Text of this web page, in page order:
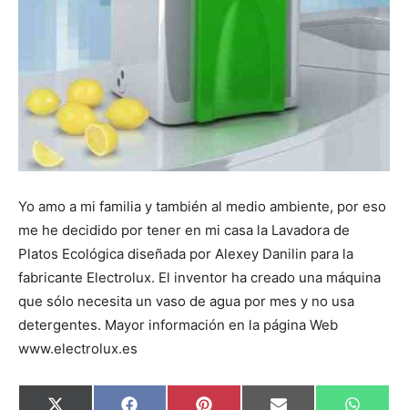
Yo amo a mi familia y también al medio ambiente, por eso
me he decidido por tener en mi casa la Lavadora de
Platos Ecológica diseñada por Alexey Danilin para la
fabricante Electrolux. El inventor ha creado una máquina
que sólo necesita un vaso de agua por mes y no usa
detergentes. Mayor información en la página Web
www.electrolux.es